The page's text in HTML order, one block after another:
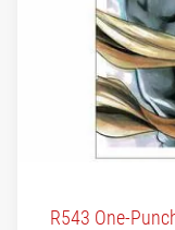
R543 One-